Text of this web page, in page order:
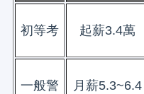
初等考 起薪3.4萬
一般警
月薪5.3~6.4